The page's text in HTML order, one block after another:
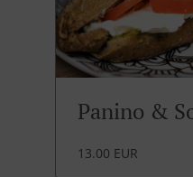
Panino &
13.00 EUR